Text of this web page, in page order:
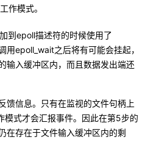
模式。
到epoll描述符的时候使用了
用epoll_wait之后将有可能会挂起，
输入缓冲区内，而且数据发出端还
馈信息。只有在监视的文件句柄上
模式才会汇报事件。因此在第5步的
在存在于文件输入缓冲区内的剩